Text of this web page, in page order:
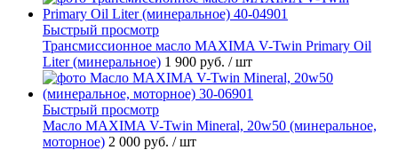
Быстрый просмотр
Трансмиссионное масло MAXIMA V-Twin Primary Oil
Liter (минеральное) 1 900 руб. / шт
Быстрый просмотр
Масло MAXIMA V-Twin Mineral, 20w50 (минеральное,
моторное) 2 000 руб. / шт